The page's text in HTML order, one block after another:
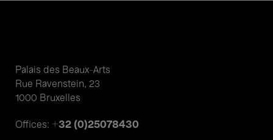
Palais des Beaux-Arts
Rue Ravenstein, 23
1000 Bruxelles
Offices: +32 (0)25078430